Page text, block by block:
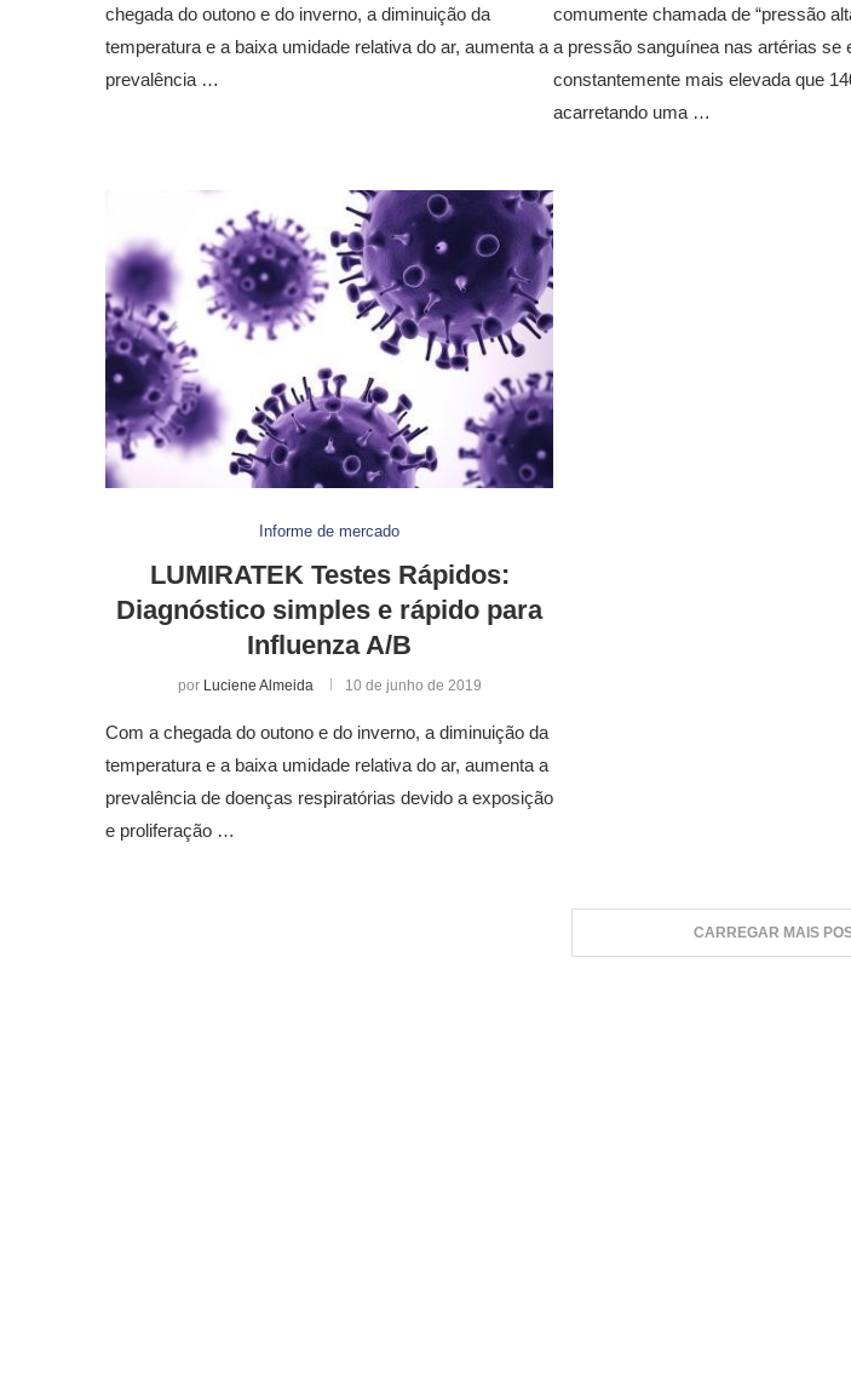
chegada do outono e do inverno, a diminuição da
temperatura e a baixa umidade relativa do ar, aumenta a
prevalência …
comumente chamada de “pressão
a pressão sanguínea nas artérias se
constantemente mais elevada que
acarretando uma …
Informe de mercado
LUMIRATEK Testes Rápidos:
Diagnóstico simples e rápido para
Influenza A/B
por Luciene Almeida 10 de junho de 2019
Com a chegada do outono e do inverno, a diminuição da
temperatura e a baixa umidade relativa do ar, aumenta a
prevalência de doenças respiratórias devido a exposição
e proliferação …
CARREGAR MAIS